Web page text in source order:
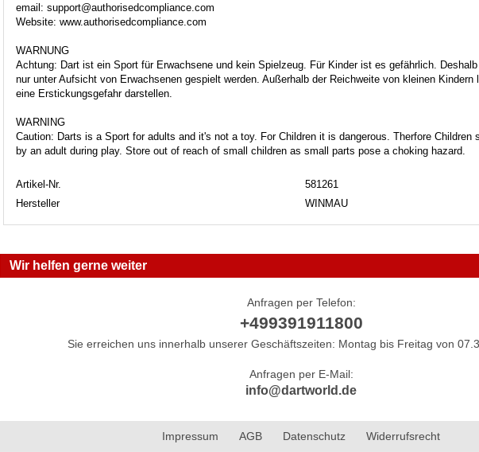
email: support@authorisedcompliance.com
Website: www.authorisedcompliance.com
WARNUNG
Achtung: Dart ist ein Sport für Erwachsene und kein Spielzeug. Für Kinder ist es gefährlich.
nur unter Aufsicht von Erwachsenen gespielt werden. Außerhalb der Reichweite von kleinen Kindern
eine Erstickungsgefahr darstellen.
WARNING
Caution: Darts is a Sport for adults and it's not a toy. For Children it is dangerous. Therfore Children
by an adult during play. Store out of reach of small children as small parts pose a choking hazard.
Artikel-Nr.
581261
Hersteller
WINMAU
Wir helfen gerne weiter
Anfragen per Telefon:
+499391911800
Sie erreichen uns innerhalb unserer Geschäftszeiten: Montag bis Freitag von
Anfragen per E-Mail:
info@dartworld.de
Impressum AGB Datenschutz Widerrufsrecht